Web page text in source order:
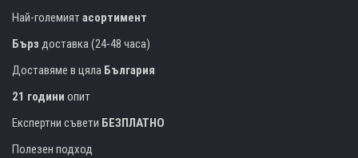
Най-големиятасортимент
Бърз доставка (24-48 часа)
Доставяме в цяла България
21 години опит
Експертни съвети БЕЗПЛАТНО
Полезен подход